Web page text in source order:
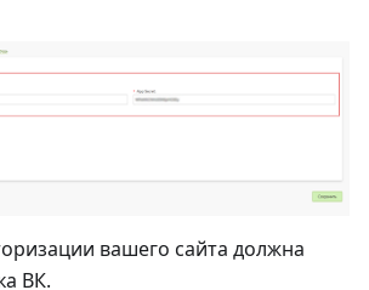
вашего сайта должна
ВК.